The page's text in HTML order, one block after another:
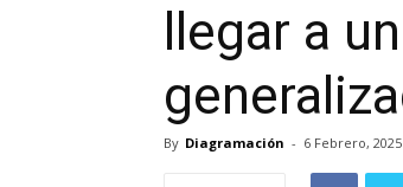
llegar a
By Diagramación - 6 Febrero, 2025